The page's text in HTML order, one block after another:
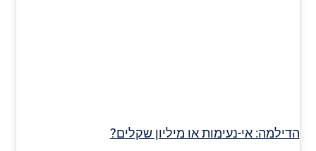
הדילמה: אי-נעימות או מיליון שקלים?